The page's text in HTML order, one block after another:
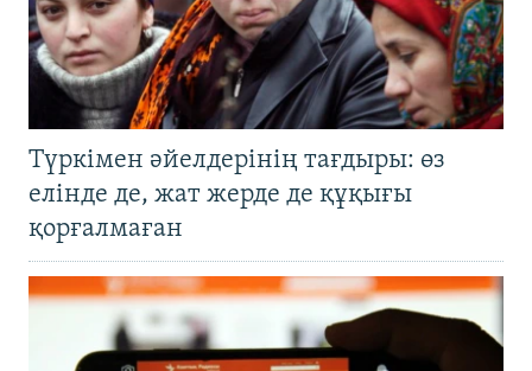
Түркімен әйелдерінің тағдыры: өз
елінде де, жат жерде де құқығы
қорғалмаған